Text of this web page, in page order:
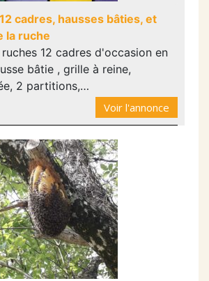
cadres, hausses bâties, et
la ruche
ruches 12 cadres d'occasion en
bâtie , grille à reine,
2 partitions,…
Voir l'annonce